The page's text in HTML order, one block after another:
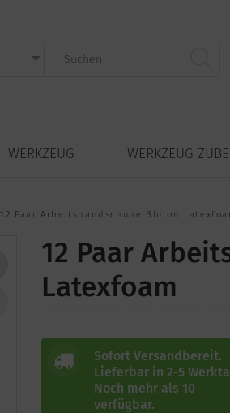
WERKZEUG WERKZEUG
12 Paar Arbeitshandschuhe Bluton
12 Paar
Latexfoam
Sofort Versandbereit.
Lieferbar in 2-5
Noch mehr als 10
verfügbar.